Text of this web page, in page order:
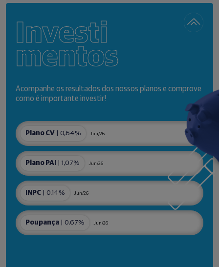
Investi
mentos
Acompanhe os resultados dos nossos planos e comprove
como é importante investir!
Plano CV | 0,64% Jun/26
Plano PAI | 1,07% Jun/26
INPC | 0,14% Jun/26
Poupança | 0,67% Jun/26